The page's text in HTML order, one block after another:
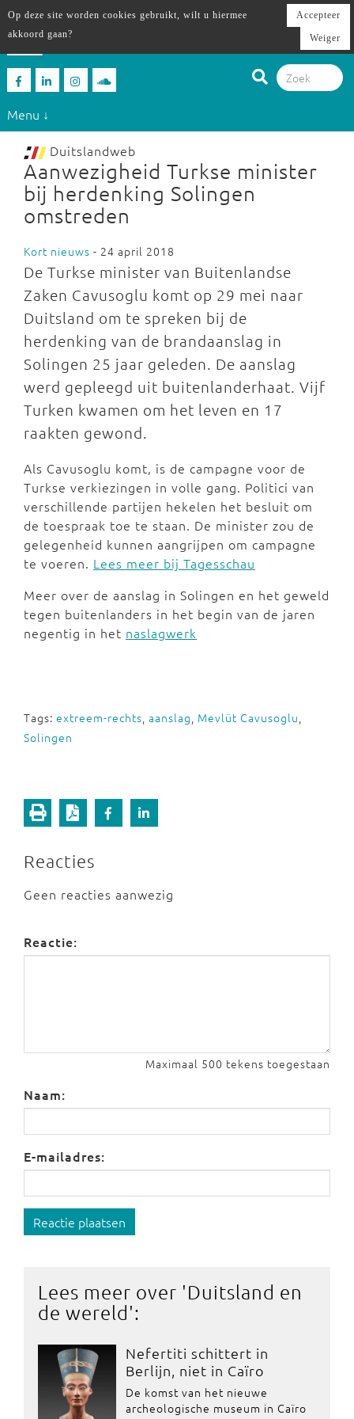
Menu ↓
Duitslandweb
Aanwezigheid Turkse minister
bij herdenking Solingen
omstreden
Kort nieuws - 24 april 2018
De Turkse minister van Buitenlandse
Zaken Cavusoglu komt op 29 mei naar
Duitsland om te spreken bij de
herdenking van de brandaanslag in
Solingen 25 jaar geleden. De aanslag
werd gepleegd uit buitenlanderhaat. Vijf
Turken kwamen om het leven en 17
raakten gewond.
Als Cavusoglu komt, is de campagne voor de
Turkse verkiezingen in volle gang. Politici van
verschillende partijen hekelen het besluit om
de toespraak toe te staan. De minister zou de
gelegenheid kunnen aangrijpen om campagne
te voeren. Lees meer bij Tagesschau
Meer over de aanslag in Solingen en het geweld
tegen buitenlanders in het begin van de jaren
negentig in het naslagwerk
Tags: extreem-rechts, aanslag, Mevlüt Cavusoglu,
Solingen
Reacties
Geen reacties aanwezig
Reactie:
Maximaal 500 tekens toegestaan
Naam:
E-mailadres:
Reactie plaatsen
Lees meer over 'Duitsland en
de wereld':
Nefertiti schittert in
Berlijn, niet in Caïro
De komst van het nieuwe
archeologische museum in Caïro
Op deze site worden cookies gebruikt, wilt u hiermee
akkoord gaan?
Accepteer
Weiger